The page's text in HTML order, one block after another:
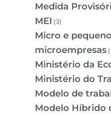
Medida
MEI (3)
Micro e
microempresas
Ministério da
Ministério do
Modelo de
Modelo Híbrido